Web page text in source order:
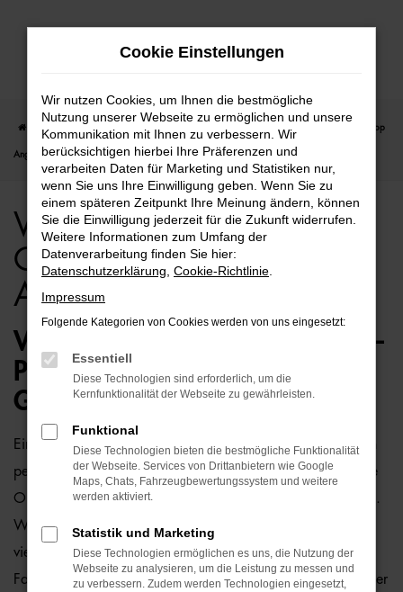
Zum
Startseite Rostock VW VW ID.4 für Rostock Gebrauchtwagen Top
Angebote
VW ID.4 für Rostock
Gebrauchtwagen Top
Angebote
VW ID.4 GEBRAUCHTWAGEN –
PERFEKT FÜR ROSTOCK
GEEIGNET
Ein VW ID.4 Gebrauchtwagen und Rostock passen einfach
perfekt zusammen. Dies ließe sich natürlich auch für andere
Orte sagen, denn dieses Modell überzeugt auf ganzer Linie.
Wir von der Auto-Familie Ostermaier arbeiten bereits seit
vielen Jahren mit VW und sind von der Qualität der
Fahrzeuge begeistert. Dennoch gehen wir auf Nummer sicher
Cookie Einstellungen
Wir nutzen Cookies, um Ihnen die bestmögliche
Nutzung unserer Webseite zu ermöglichen und unsere
Kommunikation mit Ihnen zu verbessern. Wir
berücksichtigen hierbei Ihre Präferenzen und
verarbeiten Daten für Marketing und Statistiken nur,
wenn Sie uns Ihre Einwilligung geben. Wenn Sie zu
einem späteren Zeitpunkt Ihre Meinung ändern, können
Sie die Einwilligung jederzeit für die Zukunft widerrufen.
Weitere Informationen zum Umfang der
Datenverarbeitung finden Sie hier:
Datenschutzerklärung Cookie-Richtlinie
Impressum
Folgende Kategorien von Cookies werden von uns eingesetzt:
Essentiell
Diese Technologien sind erforderlich, um die
Kernfunktionalität der Webseite zu gewährleisten.
Funktional
Diese Technologien bieten die bestmögliche Funktionalität
der Webseite. Services von Drittanbietern wie Google
Maps, Chats, Fahrzeugbewertungssystem und weitere
werden aktiviert.
Statistik und Marketing
Diese Technologien ermöglichen es uns, die Nutzung der
Webseite zu analysieren, um die Leistung zu messen und
zu verbessern. Zudem werden Technologien eingesetzt,